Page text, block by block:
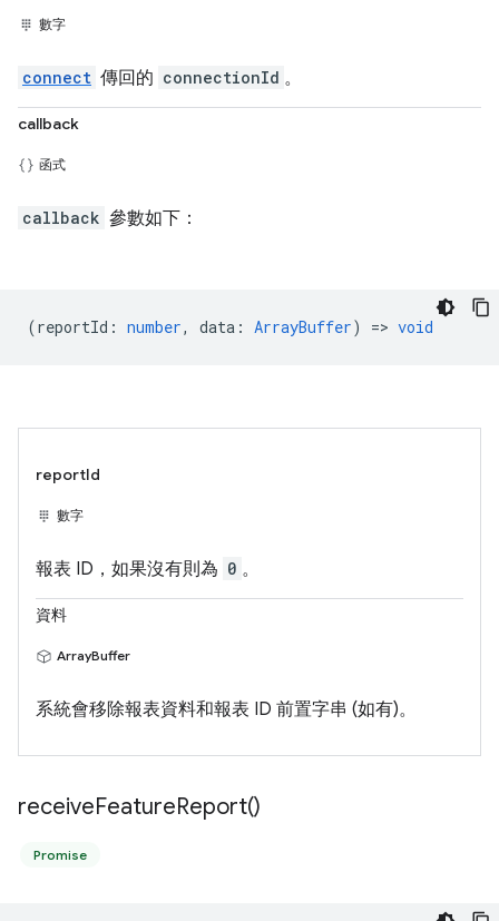
數字
connect 傳回的 connectionId 。
callback
函式
callback 參數如下：
(reportId : number, data : ArrayBuffer) => void
reportId
數字
報表 ID，如果沒有則為 0 。
資料
ArrayBuffer
系統會移除報表資料和報表 ID 前置字串 (如有)。
receiveFeatureReport()
Promise